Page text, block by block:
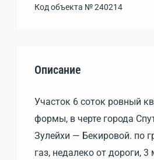
Код объекта №240214
Описание
Участок 6 соток ровный
формы, в черте города
Зулейхи — Бекировой. по
газ, недалеко от дороги,